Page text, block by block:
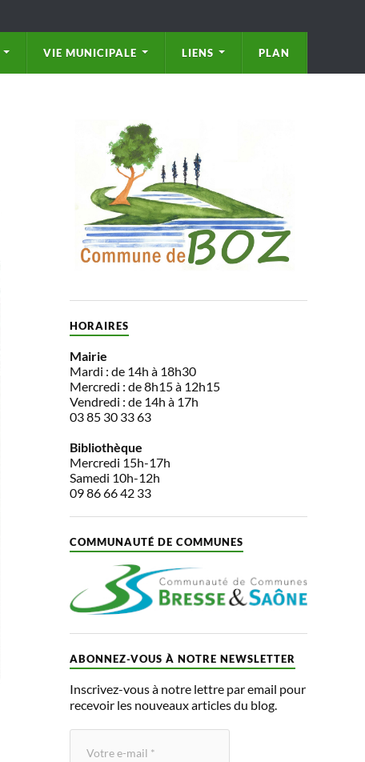
VIE MUNICIPALE LIENS PLAN
HORAIRES
Mairie
Mardi : de 14h à 18h30
Mercredi : de 8h15 à 12h15
Vendredi : de 14h à 17h
03 85 30 33 63
Bibliothèque
Mercredi 15h-17h
Samedi 10h-12h
09 86 66 42 33
COMMUNAUTÉ DE COMMUNES
ABONNEZ-VOUS À NOTRE NEWSLETTER
Inscrivez-vous à notre lettre par email pour
recevoir les nouveaux articles du blog.